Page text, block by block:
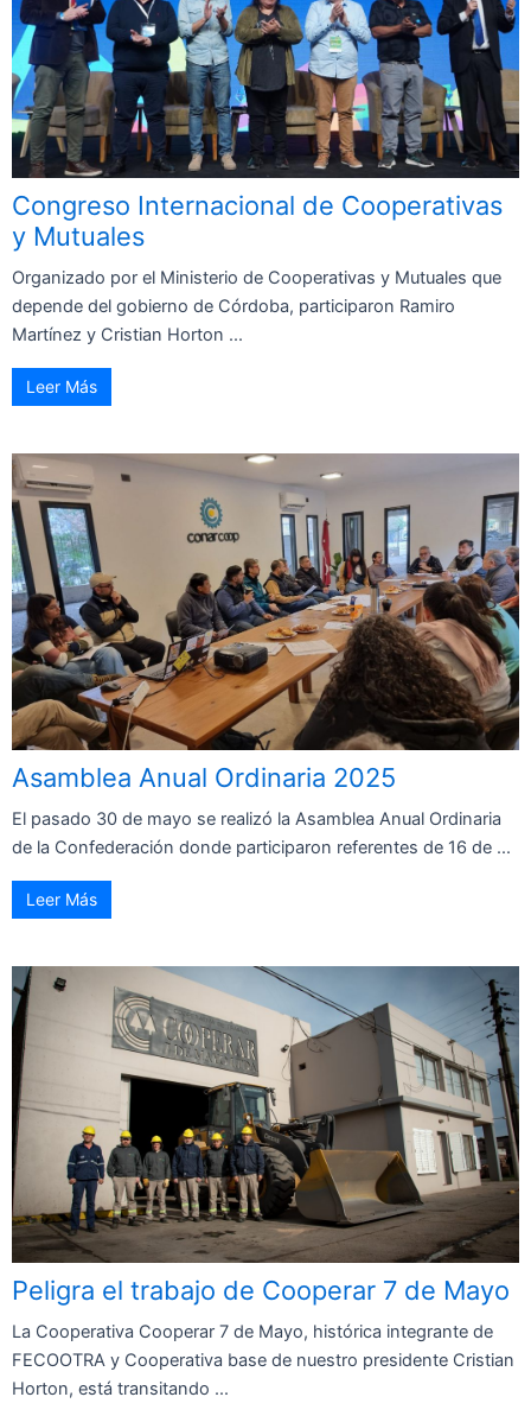
Congreso Internacional de Cooperativas
y Mutuales
Organizado por el Ministerio de Cooperativas y Mutuales que
depende del gobierno de Córdoba, participaron Ramiro
Martínez y Cristian Horton ...
Leer Más
Asamblea Anual Ordinaria 2025
El pasado 30 de mayo se realizó la Asamblea Anual Ordinaria
de la Confederación donde participaron referentes de 16 de ...
Leer Más
Peligra el trabajo de Cooperar 7 de Mayo
La Cooperativa Cooperar 7 de Mayo, histórica integrante de
FECOOTRA y Cooperativa base de nuestro presidente Cristian
Horton, está transitando ...